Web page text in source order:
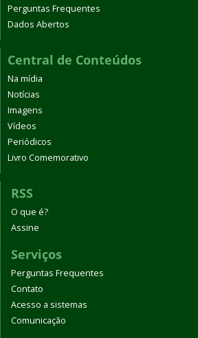
Perguntas Frequentes
Dados Abertos
Central de Conteúdos
Na mídia
Notícias
Imagens
Vídeos
Periódicos
Livro Comemorativo
RSS
O que é?
Assine
Serviços
Perguntas Frequentes
Contato
Acesso a sistemas
Comunicação